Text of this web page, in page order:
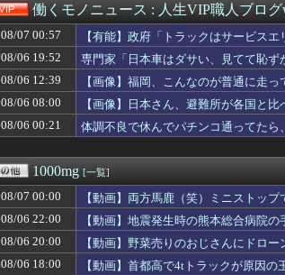
【ニュース】日本製メモリに世界中から注文殺到！
【画像】道頓堀女子「暑すぎて服脱ごうかと思った
セミがうるさすぎる。明るくなったら即座に爆音で
【動画】全男子の理想の乳首、ついに発見されるｗ
ヤムチャは繰気弾を強化していくべきだった
【動画】手術中に熊本地震直撃やばすぎ！！！！！
【朗報】ワンピースのロロノア・ゾロさん、ペロー
【動画】謎の女剣士が陰好み
【速報】れいわ新選組、さん、「いのちの党」に改
【朗報】カプコン「デジタル販売が約9割、ディス
アイナが乗っていた「高機動試作型ザク」ってよく
（ ´_ゝ`）中道・立憲・公明、国会内で「熊本地震
骨延長手術「0.2％の確率で一生歩けない体になる
氷河期世代の非正規、年金を払っていないので11年
PCエンジンの名作イース1・2しかない😭
【怒り】自宅の隣が突然民泊に…騒音や誤配達で
【悲報】精神科医「女の子が泣くのは、ムカつきす
働くモノニュース : 人生VIP職人ブロ
08/07 00:57
【有能】政府「トラックはサービス
08/06 19:52
専門家「日本車はダサい、見てて恥ず
08/06 12:39
【画像】福岡、こんなのが普通に走
08/06 08:00
【画像】日本さん、避難所が各国と
08/06 00:21
体調不良で休んでパチンコ通ってた
1000mg [一覧]
08/07 00:00
【動画】両方馬鹿（笑）ミニストッ
08/06 22:00
【動画】地震発生時の熊本総合病院
08/06 20:00
【動画】野菜売りのおじさんにドロー
08/06 18:00
【動画】首都高で4tトラックが原因の